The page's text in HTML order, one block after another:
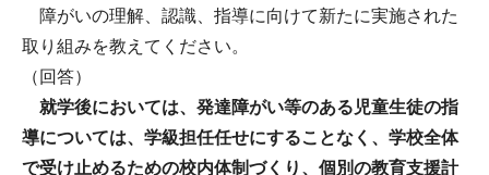
障がいの理解、認識、指導に向けて新たに実施された
取り組みを教えてください。
（回答）
就学後においては、発達障がい等のある児童生徒の指
導については、学級担任任せにすることなく、学校全体
で受け止めるための校内体制づくり、個別の教育支援計